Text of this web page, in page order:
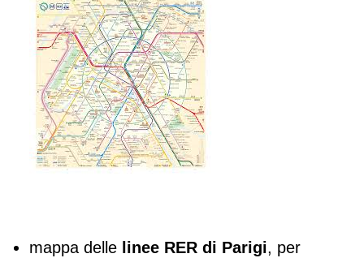
mappa delle linee RER di Parigi, per